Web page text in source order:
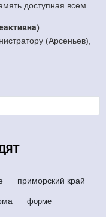
доступная всем.
(Арсеньев),
приморский край
форме